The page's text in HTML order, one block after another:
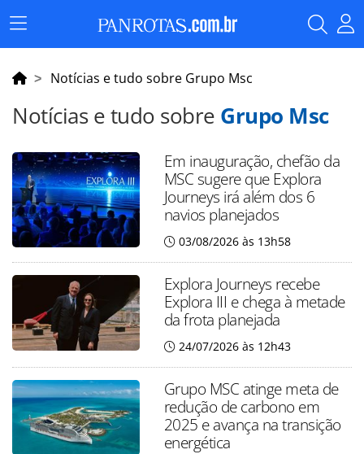
Menu
Principal
Notícias e tudo sobre Grupo Msc
Notícias e tudo sobre Grupo Msc
Em inauguração, chefão da
MSC sugere que Explora
Journeys irá além dos 6
navios planejados
03/08/2026 às 13h58
Explora Journeys recebe
Explora III e chega à metade
da frota planejada
24/07/2026 às 12h43
Grupo MSC atinge meta de
redução de carbono em
2025 e avança na transição
energética